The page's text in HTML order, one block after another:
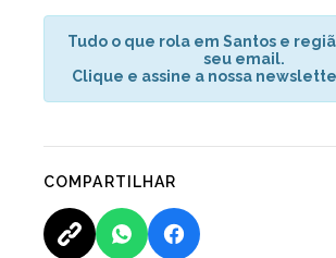
Tudo o que rola em Santos e
seu email.
Clique e assine a nossa
COMPARTILHAR